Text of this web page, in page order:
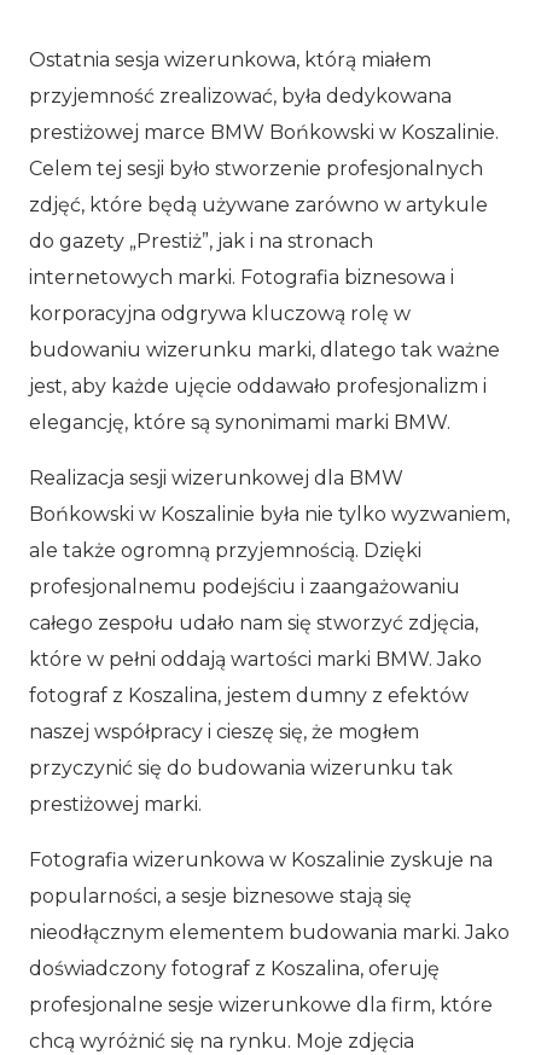
Ostatnia sesja wizerunkowa, którą miałem
przyjemność zrealizować, była dedykowana
prestiżowej marce BMW Bońkowski w Koszalinie.
Celem tej sesji było stworzenie profesjonalnych
zdjęć, które będą używane zarówno w artykule
do gazety „Prestiż”, jak i na stronach
internetowych marki. Fotografia biznesowa i
korporacyjna odgrywa kluczową rolę w
budowaniu wizerunku marki, dlatego tak ważne
jest, aby każde ujęcie oddawało profesjonalizm i
elegancję, które są synonimami marki BMW.
Realizacja sesji wizerunkowej dla BMW
Bońkowski w Koszalinie była nie tylko wyzwaniem,
ale także ogromną przyjemnością. Dzięki
profesjonalnemu podejściu i zaangażowaniu
całego zespołu udało nam się stworzyć zdjęcia,
które w pełni oddają wartości marki BMW. Jako
fotograf z Koszalina, jestem dumny z efektów
naszej współpracy i cieszę się, że mogłem
przyczynić się do budowania wizerunku tak
prestiżowej marki.
Fotografia wizerunkowa w Koszalinie zyskuje na
popularności, a sesje biznesowe stają się
nieodłącznym elementem budowania marki. Jako
doświadczony fotograf z Koszalina, oferuję
profesjonalne sesje wizerunkowe dla firm, które
chcą wyróżnić się na rynku. Moje zdjęcia